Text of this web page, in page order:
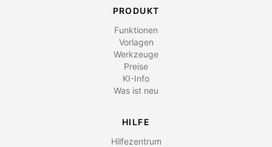
PRODUKT
Funktionen
Vorlagen
Werkzeuge
Preise
KI-Info
Was ist neu
HILFE
Hilfezentrum